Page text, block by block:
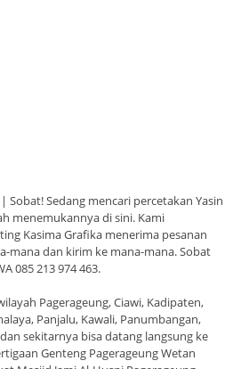
Sobat! Sedang mencari percetakan Yasin
menemukannya di sini. Kami
Kasima Grafika menerima pesanan
mana dan kirim ke mana-mana. Sobat
085 213 974 463.
Pagerageung, Ciawi, Kadipaten,
Panjalu, Kawali, Panumbangan,
sekitarnya bisa datang langsung ke
Genteng Pagerageung Wetan